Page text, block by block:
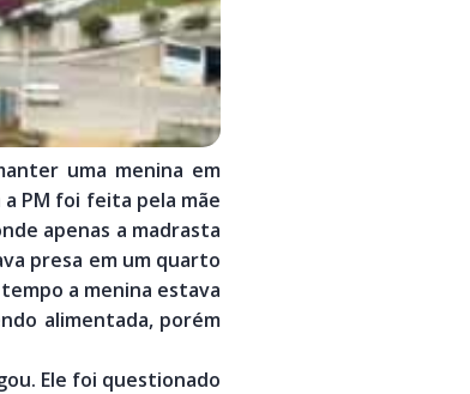
uma menina em
PM foi feita pela mãe
apenas a madrasta
presa em um quarto
a menina estava
alimentada, porém
Ele foi questionado